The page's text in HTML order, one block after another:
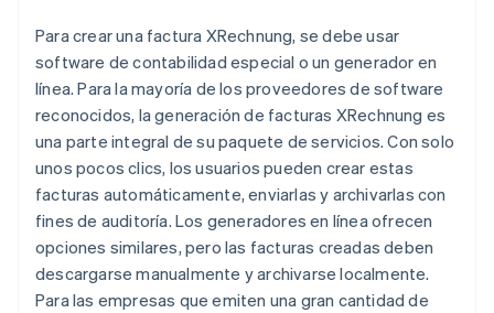
Para crear una factura XRechnung, se debe usar
software de contabilidad especial o un generador en
línea. Para la mayoría de los proveedores de software
reconocidos, la generación de facturas XRechnung es
una parte integral de su paquete de servicios. Con solo
unos pocos clics, los usuarios pueden crear estas
facturas automáticamente, enviarlas y archivarlas con
fines de auditoría. Los generadores en línea ofrecen
opciones similares, pero las facturas creadas deben
descargarse manualmente y archivarse localmente.
Para las empresas que emiten una gran cantidad de